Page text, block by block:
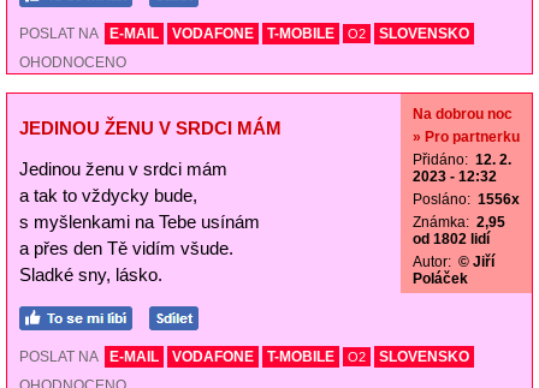
POSLAT NA E-MAIL VODAFONE T-MOBILE O2
SLOVENSKO
OHODNOCENO
JEDINOU ŽENU V SRDCI MÁM
Jedinou ženu v srdci mám
a tak to vždycky bude,
s myšlenkami na Tebe usínám
a přes den Tě vidím všude.
Sladké sny, lásko.
Na dobrou noc
» Pro partnerku
Přidáno: 12. 2.
2023 - 12:32
Posláno: 1556x
Známka: 2,95
od 1802 lidí
Autor: © Jiří
Poláček
POSLAT NA E-MAIL VODAFONE T-MOBILE O2
SLOVENSKO